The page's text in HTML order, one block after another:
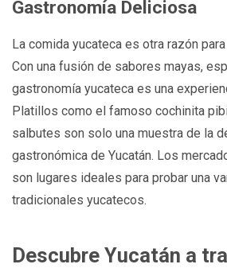
Gastronomía Deliciosa
La comida yucateca es otra razón
Con una fusión de sabores mayas,
gastronomía yucateca es una
Platillos como el famoso cochinita
salbutes son solo una muestra de la
gastronómica de Yucatán. Los
son lugares ideales para probar una
tradicionales yucatecos.
Descubre Yucatán a